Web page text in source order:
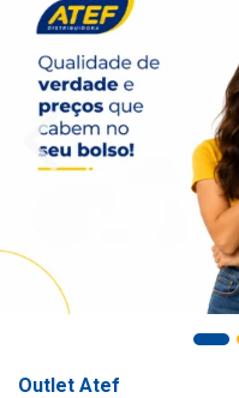
Outlet Atef